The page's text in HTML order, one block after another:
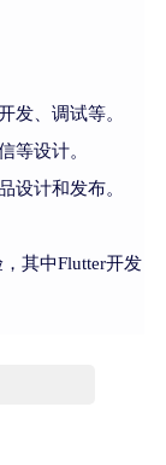
发、调试等。
等设计。
设计和发布。
其中Flutter开发